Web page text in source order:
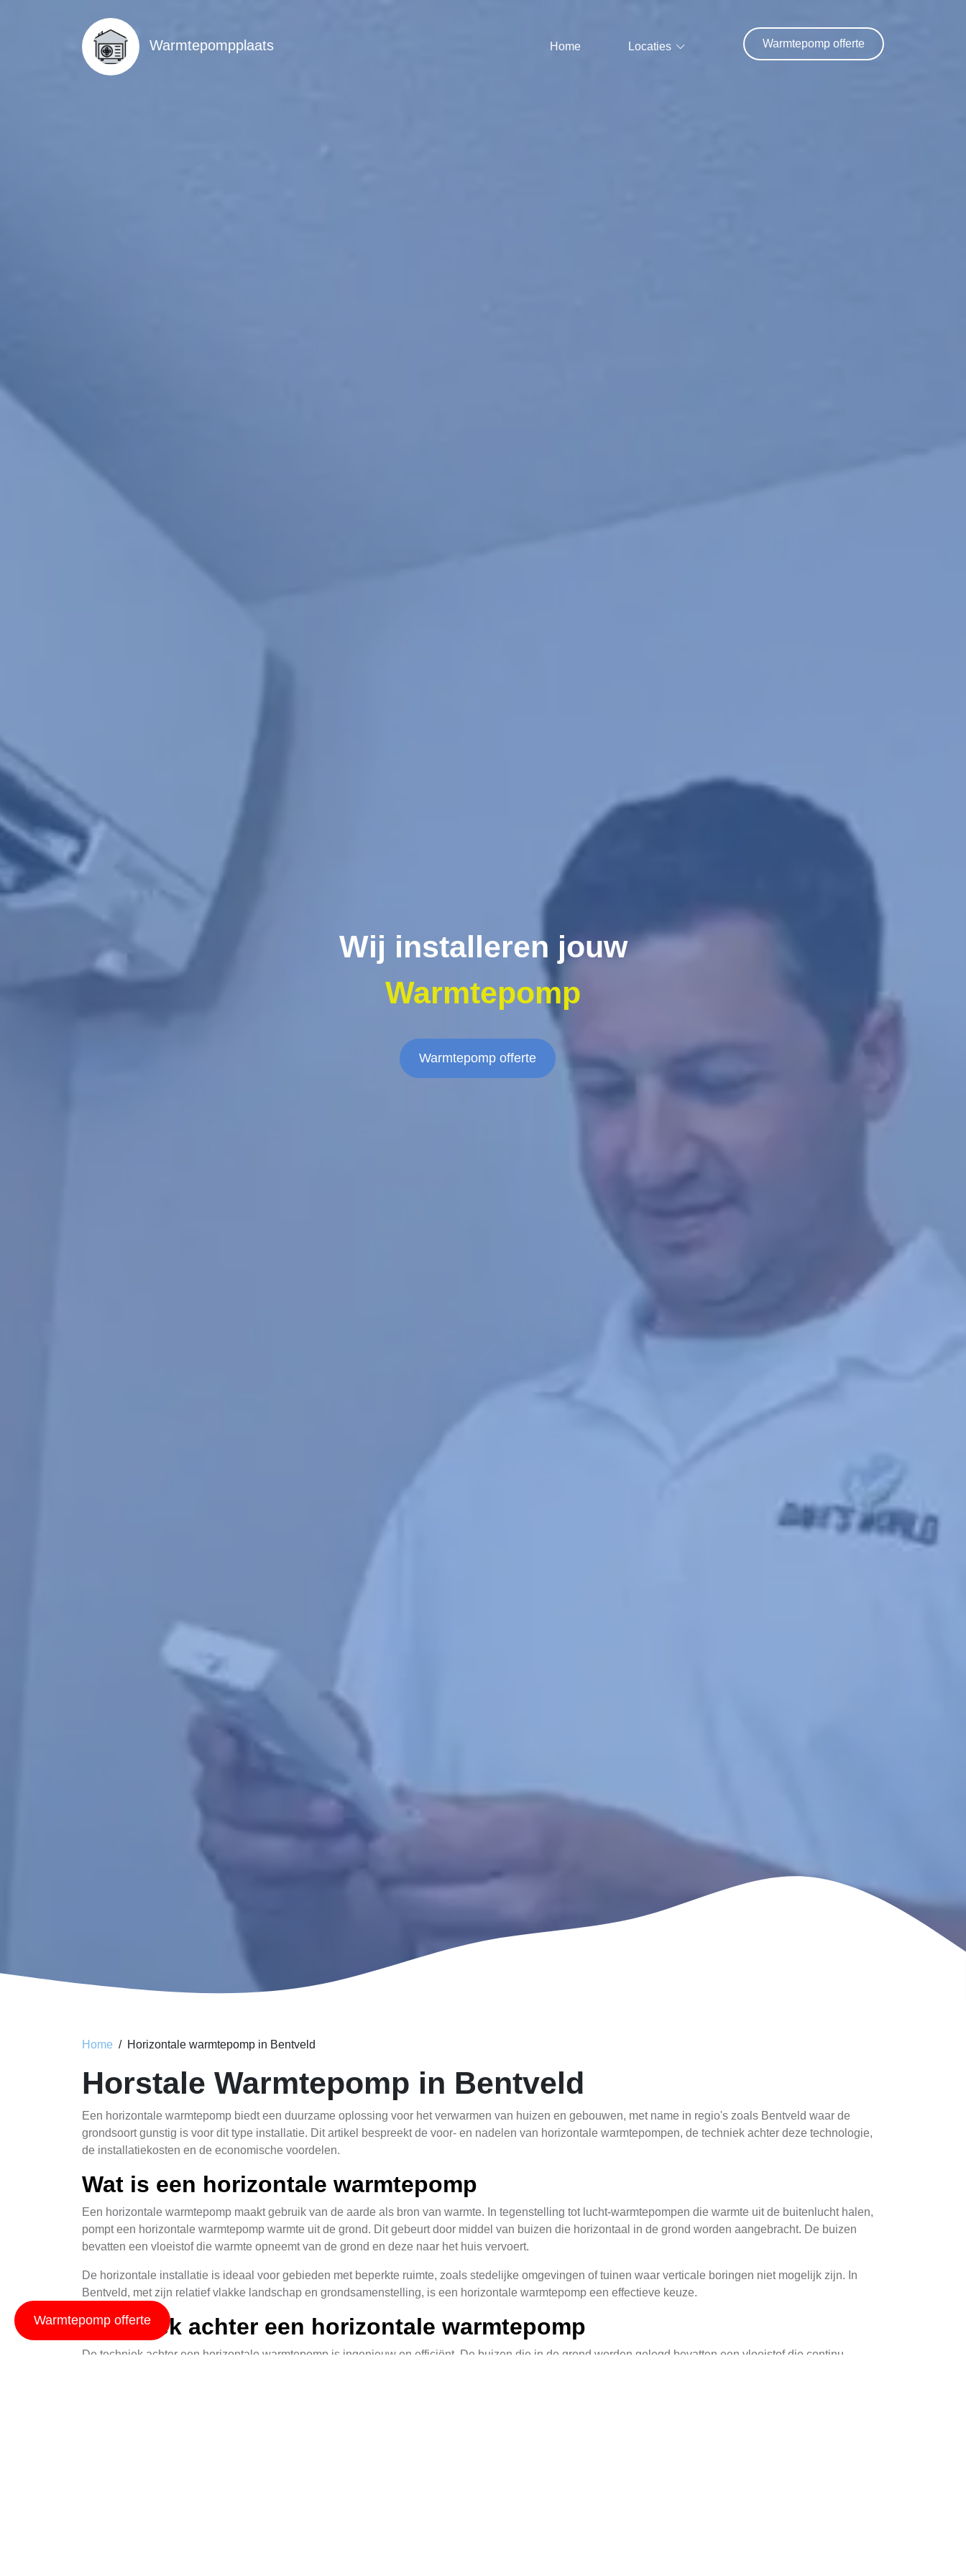
Warmtepompplaats Home Locaties Warmtepomp offerte
Wij installeren jouw
Warmtepomp
Warmtepomp offerte
Home Horizontale warmtepomp in Bentveld
Horstale Warmtepomp in Bentveld
Een horizontale warmtepomp biedt een duurzame oplossing voor het verwarmen van huizen en gebouwen, met name in regio's zoals Bentveld waar de
grondsoort gunstig is voor dit type installatie. Dit artikel bespreekt de voor- en nadelen van horizontale warmtepompen, de techniek achter deze technologie,
de installatiekosten en de economische voordelen.
Wat is een horizontale warmtepomp
Een horizontale warmtepomp maakt gebruik van de aarde als bron van warmte. In tegenstelling tot lucht-warmtepompen die warmte uit de buitenlucht halen,
pompt een horizontale warmtepomp warmte uit de grond. Dit gebeurt door middel van buizen die horizontaal in de grond worden aangebracht. De buizen
bevatten een vloeistof die warmte opneemt van de grond en deze naar het huis vervoert.
De horizontale installatie is ideaal voor gebieden met beperkte ruimte, zoals stedelijke omgevingen of tuinen waar verticale boringen niet mogelijk zijn. In
Bentveld, met zijn relatief vlakke landschap en grondsamenstelling, is een horizontale warmtepomp een effectieve keuze.
Techniek achter een horizontale warmtepomp
De techniek achter een horizontale warmtepomp is ingenieuw en efficiënt. De buizen die in de grond worden gelegd bevatten een vloeistof die continu
Warmtepomp offerte